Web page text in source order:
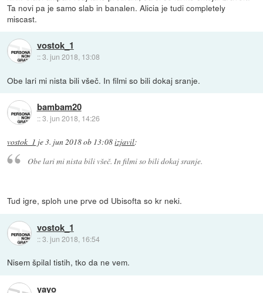
Ta novi pa je samo slab in banalen. Alicia je tudi completely
miscast.
vostok_1
::3. jun 2018, 13:08
Obe lari mi nista bili všeč. In filmi so bili dokaj sranje.
bambam20
::3. jun 2018, 14:26
vostok_1 je3. jun 2018 ob 13:08izjavil:
Obe lari mi nista bili všeč. In filmi so bili dokaj sranje.
Tud igre, sploh une prve od Ubisofta so kr neki.
vostok_1
::3. jun 2018, 16:54
Nisem špilal tistih, tko da ne vem.
yayo